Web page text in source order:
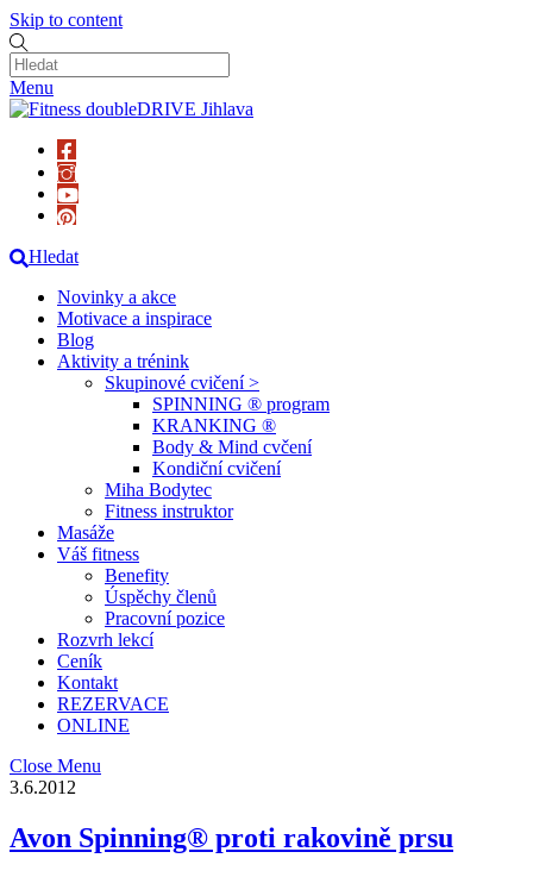
Skip to content
Menu
Hledat
Novinky a akce
Motivace a inspirace
Blog
Aktivity a trénink
Skupinové cvičení >
SPINNING ® program
KRANKING ®
Body & Mind cvčení
Kondiční cvičení
Miha Bodytec
Fitness instruktor
Masáže
Váš fitness
Benefity
Úspěchy členů
Pracovní pozice
Rozvrh lekcí
Ceník
Kontakt
REZERVACE
ONLINE
Close Menu
3.6.2012
Avon Spinning® proti rakovině prsu